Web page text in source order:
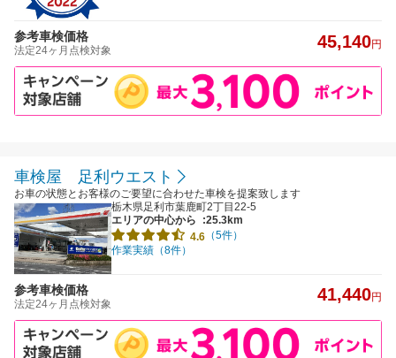
参考車検価格
法定24ヶ月点検対象 45,140円
車検屋 足利ウエスト
お車の状態とお客様のご要望に合わせた車検を提案致します
栃木県足利市葉鹿町2丁目22-5
エリアの中心から
:25.3km
4.6 （5件）
作業実績（8件）
参考車検価格
法定24ヶ月点検対象 41,440円